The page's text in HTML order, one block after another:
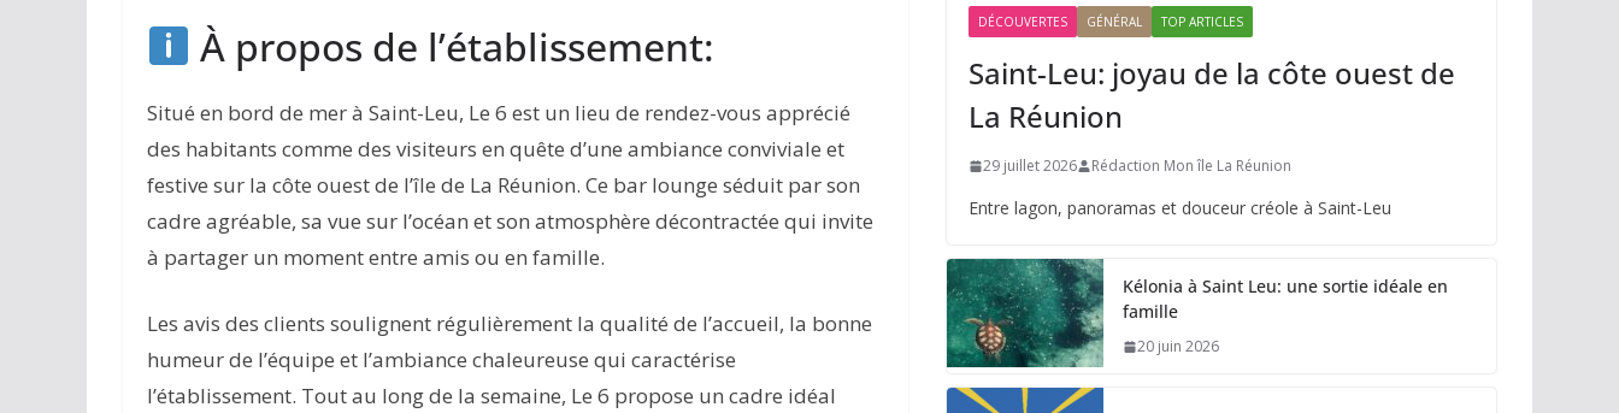
À propos de l’établissement:
Situé en bord de mer à Saint-Leu, Le 6 est un lieu de rendez-vous apprécié
des habitants comme des visiteurs en quête d’une ambiance conviviale et
festive sur la côte ouest de l’île de La Réunion. Ce bar lounge séduit par son
cadre agréable, sa vue sur l’océan et son atmosphère décontractée qui invite
à partager un moment entre amis ou en famille.
Les avis des clients soulignent régulièrement la qualité de l’accueil, la bonne
humeur de l’équipe et l’ambiance chaleureuse qui caractérise
l’établissement. Tout au long de la semaine, Le 6 propose un cadre idéal
DÉCOUVERTES GÉNÉRAL TOP ARTICLES
Saint-Leu: joyau de la côte ouest de
La Réunion
29 juillet 2026 Rédaction Mon île La Réunion
Entre lagon, panoramas et douceur créole à Saint-Leu
Kélonia à Saint Leu: une sortie idéale en
famille
20 juin 2026